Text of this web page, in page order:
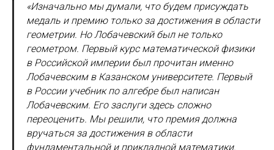
«Изначально мы думали, что будем присуждать
медаль и премию только за достижения в области
геометрии. Но Лобачевский был не только
геометром. Первый курс математической физики
в Российской империи был прочитан именно
Лобачевским в Казанском университете. Первый
в России учебник по алгебре был написан
Лобачевским. Его заслуги здесь сложно
переоценить. Мы решили, что премия должна
вручаться за достижения в области
фундаментальной и прикладной математики.